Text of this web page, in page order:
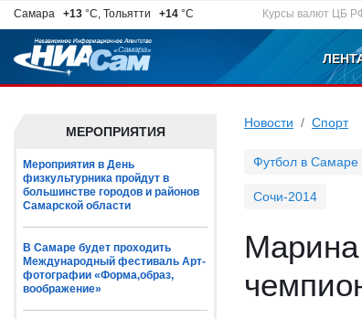
Самара +13 °C, Тольятти +14 °C Курсы валют ЦБ
МЕРОПРИЯТИЯ
Мероприятия в День
физкультурника пройдут в
большинстве городов и районов
Самарской области
В Самаре будет проходить
Международный фестиваль Арт-
фотографии «Форма,образ,
воображение»
Новости Спорт
Футбол в Самаре
Сочи-2014